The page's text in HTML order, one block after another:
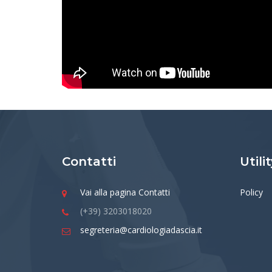
Contatti
Vai alla pagina Contatti
(+39) 3203018020
segreteria@cardiologiadascia.it
Policy